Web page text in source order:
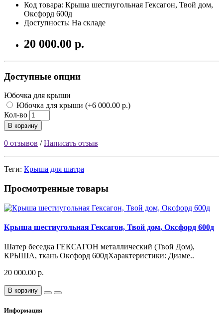
Код товара: Крыша шестиугольная Гексагон, Твой дом,
Оксфорд 600д
Доступность: На складе
20 000.00 р.
Доступные опции
Юбочка для крыши
Юбочка для крыши (+6 000.00 р.)
Кол-во
В корзину
0 отзывов /Написать отзыв
Теги: Крыша для шатра
Просмотренные товары
Крыша шестиугольная Гексагон, Твой дом, Оксфорд 600д
Шатер беседка ГЕКСАГОН металлический (Твой Дом),
КРЫША, ткань Оксфорд 600дХарактеристики: Диаме..
20 000.00 р.
В корзину
Информация